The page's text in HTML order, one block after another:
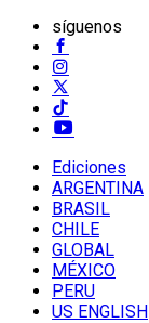
síguenos
Ediciones
ARGENTINA
BRASIL
CHILE
GLOBAL
MÉXICO
PERU
US ENGLISH